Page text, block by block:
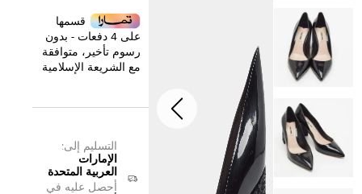
قسمها
على 4 دفعات - بدون
رسوم تأخير، متوافقة
مع الشريعة الإسلامية
التسليم إلى:
الإمارات
العربية المتحدة
أحصل عليه في